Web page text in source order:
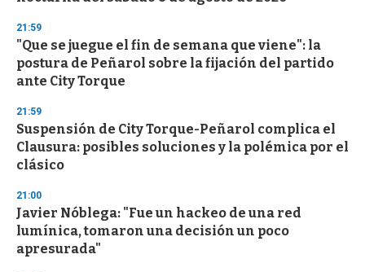
d
s
21:59
"Que se juegue el fin de semana que viene": la
postura de Peñarol sobre la fijación del partido
ante City Torque
21:59
Suspensión de City Torque-Peñarol complica el
Clausura: posibles soluciones y la polémica por el
clásico
21:00
Javier Nóblega: "Fue un hackeo de una red
lumínica, tomaron una decisión un poco
apresurada"